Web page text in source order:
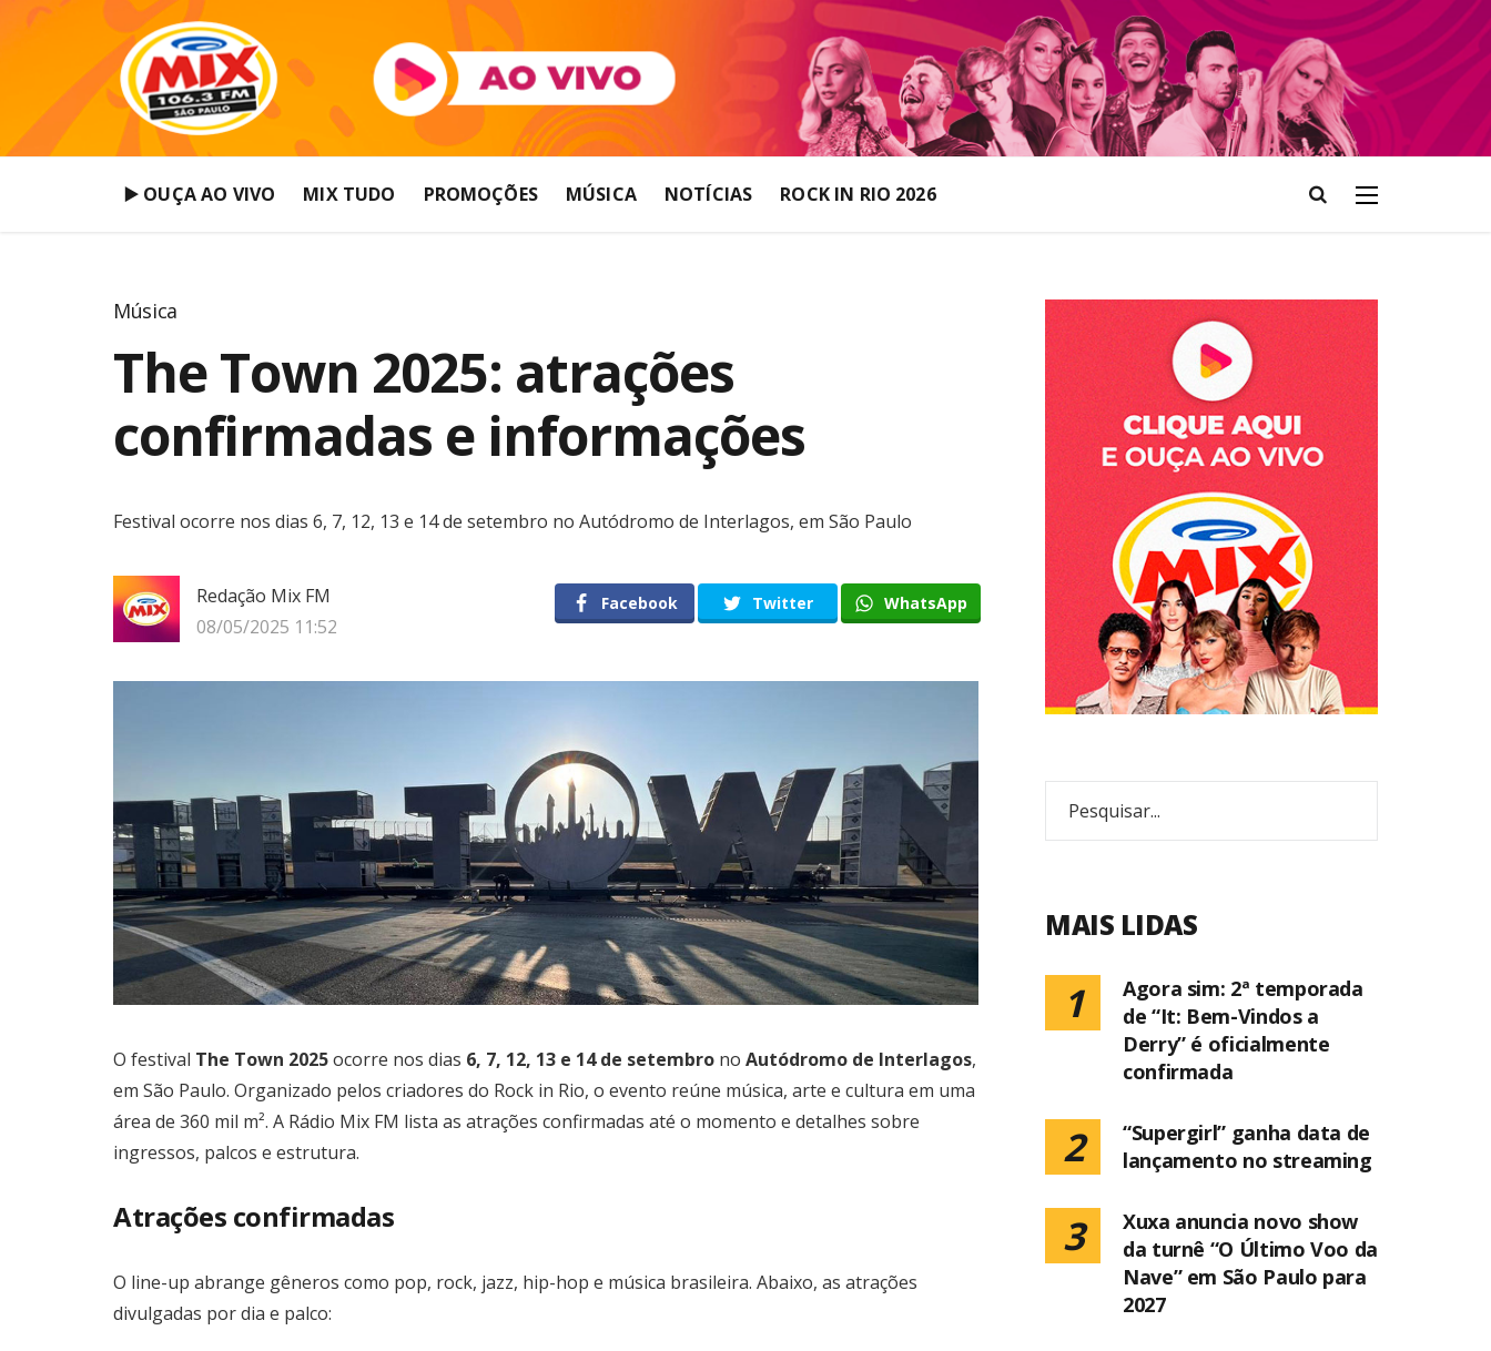
▶️ OUÇA AO VIVO MIX TUDO PROMOÇÕES MÚSICA NOTÍCIAS ROCK IN RIO 2026
Música
The Town 2025: atrações
confirmadas e informações
Festival ocorre nos dias 6, 7, 12, 13 e 14 de setembro no Autódromo de Interlagos, em São Paulo
Redação Mix FM
08/05/2025 11:52
Facebook Twitter WhatsApp
O festival The Town 2025ocorre nos dias 6, 7, 12, 13 e 14 de setembro no Autódromo de Interlagos,
em São Paulo. Organizado pelos criadores do Rock in Rio, o evento reúne música, arte e cultura em uma
área de 360 mil m². A Rádio Mix FM lista as atrações confirmadas até o momento e detalhes sobre
ingressos, palcos e estrutura.
Atrações confirmadas
O line-up abrange gêneros como pop, rock, jazz, hip-hop e música brasileira. Abaixo, as atrações
divulgadas por dia e palco:
MAIS LIDAS
1
Agora sim: 2ª temporada
de “It: Bem-Vindos a
Derry” é oficialmente
confirmada
2
“Supergirl” ganha data de
lançamento no streaming
3
Xuxa anuncia novo show
da turnê “O Último Voo da
Nave” em São Paulo para
2027